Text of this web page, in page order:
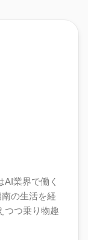
AI業界で働く
の生活を経
つつ乗り物趣